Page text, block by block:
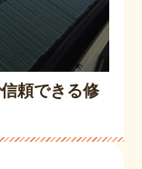
頼できる修